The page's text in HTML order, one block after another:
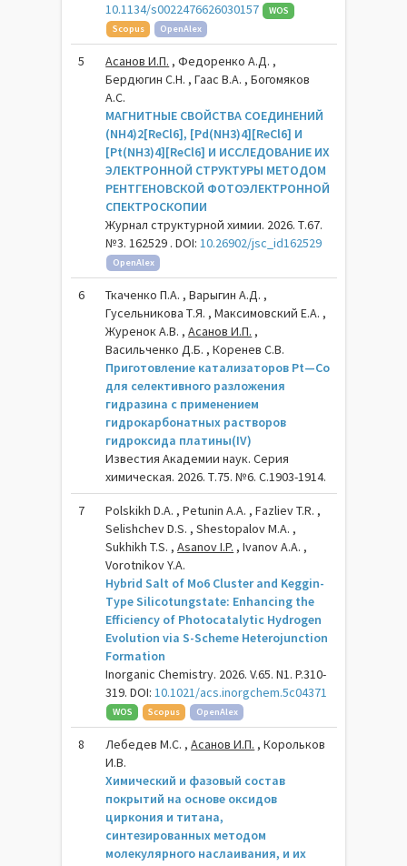
10.1134/s0022476626030157
WOS
Scopus
OpenAlex
5 Асанов И.П. , Федоренко А.Д. ,
Бердюгин С.Н. , Гаас В.А. , Богомяков
А.С.
МАГНИТНЫЕ СВОЙСТВА СОЕДИНЕНИЙ
(NH4)2[ReCl6], [Pd(NH3)4][ReCl6] И
[Pt(NH3)4][ReCl6] И ИССЛЕДОВАНИЕ ИХ
ЭЛЕКТРОННОЙ СТРУКТУРЫ МЕТОДОМ
РЕНТГЕНОВСКОЙ ФОТОЭЛЕКТРОННОЙ
СПЕКТРОСКОПИИ
Журнал структурной химии. 2026. Т.67.
№3. 162529 . DOI:10.26902/jsc_id162529
OpenAlex
6
Ткаченко П.А. , Варыгин А.Д. ,
Гусельникова Т.Я. , Максимовский Е.А. ,
Журенок А.В. ,Асанов И.П. ,
Васильченко Д.Б. , Коренев С.В.
Приготовление катализаторов Pt—Co
для селективного разложения
гидразина с применением
гидрокарбонатных растворов
гидроксида платины(IV)
Известия Академии наук. Серия
химическая. 2026. Т.75. №6. С.1903-1914.
7
Polskikh D.A. , Petunin A.A. , Fazliev T.R. ,
Selishchev D.S. , Shestopalov M.A. ,
Sukhikh T.S. ,Asanov I.P. , Ivanov A.A. ,
Vorotnikov Y.A.
Hybrid Salt of Mo6 Cluster and Keggin-
Type Silicotungstate: Enhancing the
Efficiency of Photocatalytic Hydrogen
Evolution via S-Scheme Heterojunction
Formation
Inorganic Chemistry. 2026. V.65. N1. P.310-
319. DOI:10.1021/acs.inorgchem.5c04371
WOS Scopus OpenAlex
8 Лебедев М.С. ,Асанов И.П. , Корольков
И.В.
Химический и фазовый состав
покрытий на основе оксидов
циркония и титана,
синтезированных методом
молекулярного наслаивания, и их